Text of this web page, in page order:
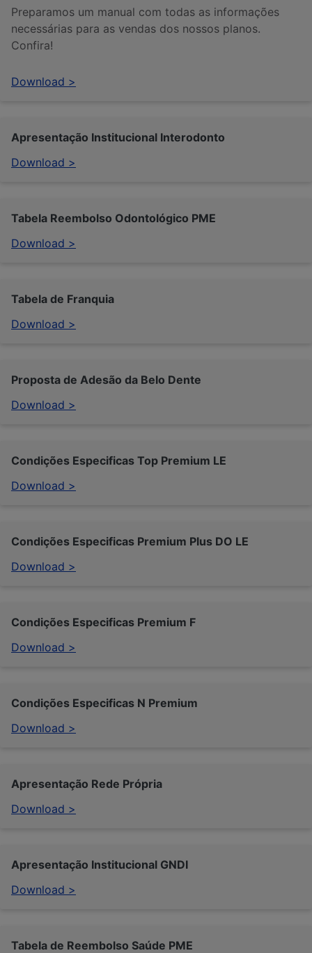
Preparamos um manual com todas as informações
necessárias para as vendas dos nossos planos.
Confira!
Download >
Apresentação Institucional Interodonto
Download >
Tabela Reembolso Odontológico PME
Download >
Tabela de Franquia
Download >
Proposta de Adesão da Belo Dente
Download >
Condições Especificas Top Premium LE
Download >
Condições Especificas Premium Plus DO LE
Download >
Condições Especificas Premium F
Download >
Condições Especificas N Premium
Download >
Apresentação Rede Própria
Download >
Apresentação Institucional GNDI
Download >
Tabela de Reembolso Saúde PME